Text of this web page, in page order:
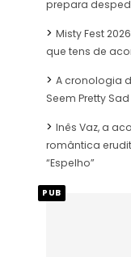
prepara
Misty Fest
que tens de
A cronologia
Seem Pretty
Inês Vaz, a
romântica
“Espelho”
PUB